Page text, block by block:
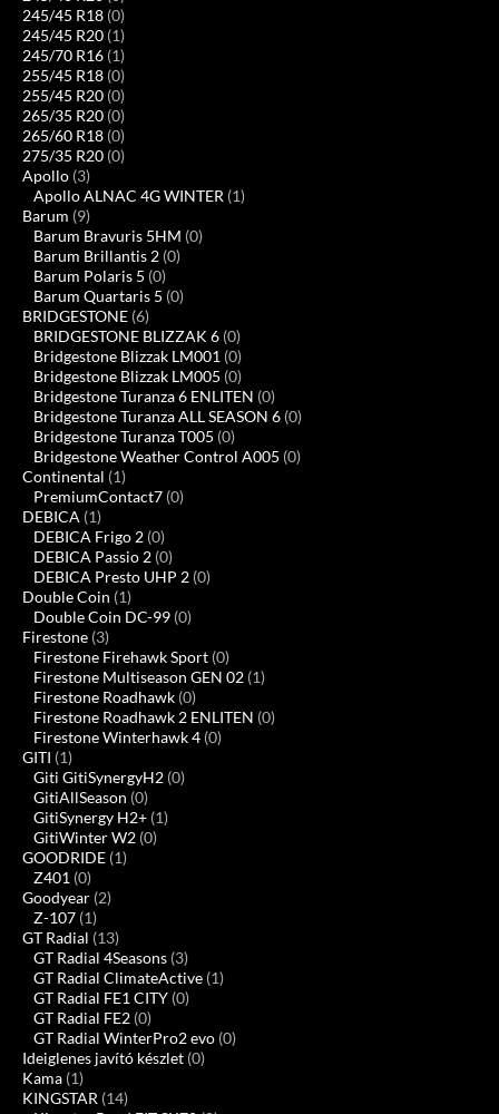
245/45 R18 (0)
245/45 R20 (1)
245/70 R16 (1)
255/45 R18 (0)
255/45 R20 (0)
265/35 R20 (0)
265/60 R18 (0)
275/35 R20 (0)
Apollo (3)
Apollo ALNAC 4G WINTER (1)
Barum (9)
Barum Bravuris 5HM (0)
Barum Brillantis 2 (0)
Barum Polaris 5 (0)
Barum Quartaris 5 (0)
BRIDGESTONE (6)
BRIDGESTONE BLIZZAK 6 (0)
Bridgestone Blizzak LM001 (0)
Bridgestone Blizzak LM005 (0)
Bridgestone Turanza 6 ENLITEN (0)
Bridgestone Turanza ALL SEASON 6 (0)
Bridgestone Turanza T005 (0)
Bridgestone Weather Control A005 (0)
Continental (1)
PremiumContact7 (0)
DEBICA (1)
DEBICA Frigo 2 (0)
DEBICA Passio 2 (0)
DEBICA Presto UHP 2 (0)
Double Coin (1)
Double Coin DC-99 (0)
Firestone (3)
Firestone Firehawk Sport (0)
Firestone Multiseason GEN 02 (1)
Firestone Roadhawk (0)
Firestone Roadhawk 2 ENLITEN (0)
Firestone Winterhawk 4 (0)
GITI (1)
Giti GitiSynergyH2 (0)
GitiAllSeason (0)
GitiSynergy H2+ (1)
GitiWinter W2 (0)
GOODRIDE (1)
Z401 (0)
Goodyear (2)
Z-107 (1)
GT Radial (13)
GT Radial 4Seasons (3)
GT Radial ClimateActive (1)
GT Radial FE1 CITY (0)
GT Radial FE2 (0)
GT Radial WinterPro2 evo (0)
Ideiglenes javító készlet (0)
Kama (1)
KINGSTAR (14)